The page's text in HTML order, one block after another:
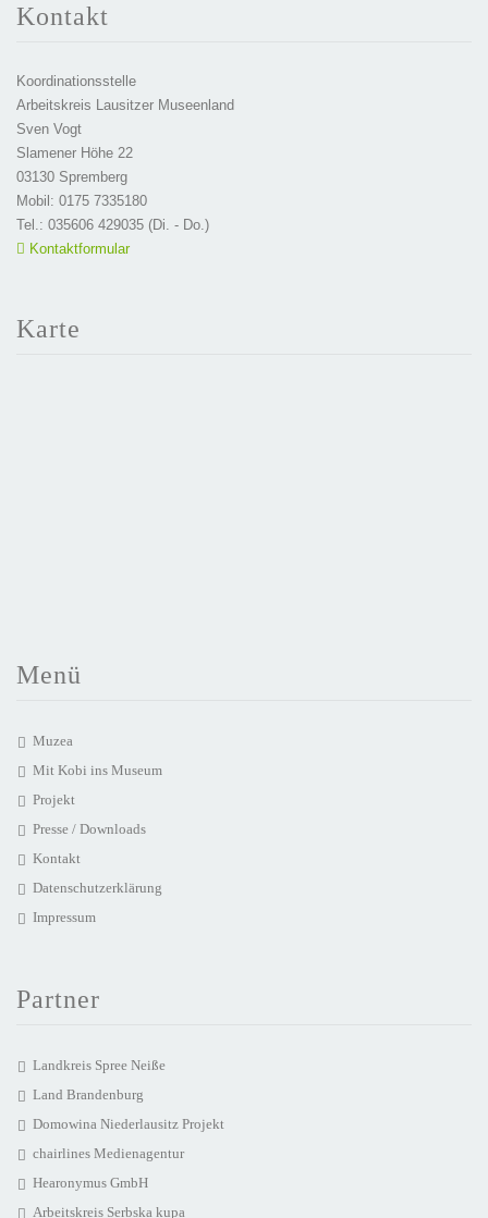
Kontakt
Koordinationsstelle
Arbeitskreis Lausitzer Museenland
Sven Vogt
Slamener Höhe 22
03130 Spremberg
Mobil: 0175 7335180
Tel.: 035606 429035 (Di. - Do.)
Kontaktformular
Karte
Menü
Muzea
Mit Kobi ins Museum
Projekt
Presse / Downloads
Kontakt
Datenschutzerklärung
Impressum
Partner
Landkreis Spree Neiße
Land Brandenburg
Domowina Niederlausitz Projekt
chairlines Medienagentur
Hearonymus GmbH
Arbeitskreis Serbska kupa